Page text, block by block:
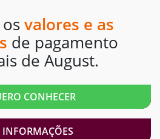
valores e as
de pagamento
de August.
CONHECER